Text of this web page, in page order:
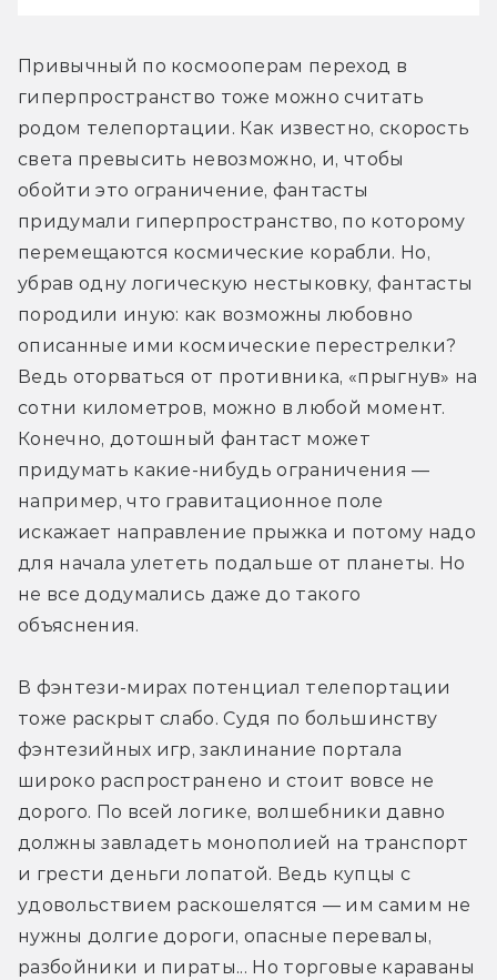
Привычный по космооперам переход в
гиперпространство тоже можно считать
родом телепортации. Как известно, скорость
света превысить невозможно, и, чтобы
обойти это ограничение, фантасты
придумали гиперпространство, по которому
перемещаются космические корабли. Но,
убрав одну логическую нестыковку, фантасты
породили иную: как возможны любовно
описанные ими космические перестрелки?
Ведь оторваться от противника, «прыгнув» на
сотни километров, можно в любой момент.
Конечно, дотошный фантаст может
придумать какие-нибудь ограничения —
например, что гравитационное поле
искажает направление прыжка и потому надо
для начала улететь подальше от планеты. Но
не все додумались даже до такого
объяснения.
В фэнтези-мирах потенциал телепортации
тоже раскрыт слабо. Судя по большинству
фэнтезийных игр, заклинание портала
широко распространено и стоит вовсе не
дорого. По всей логике, волшебники давно
должны завладеть монополией на транспорт
и грести деньги лопатой. Ведь купцы с
удовольствием раскошелятся — им самим не
нужны долгие дороги, опасные перевалы,
разбойники и пираты... Но торговые караваны